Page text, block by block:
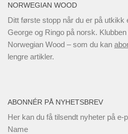
NORWEGIAN WOOD
Ditt første stopp når du er på utkikk
George og Ringo på norsk.
Norwegian Wood – som du kan
lengre artikler.
ABONNÉR PÅ NYHETSBREV
Her kan du få tilsendt nyheter på e-
Name